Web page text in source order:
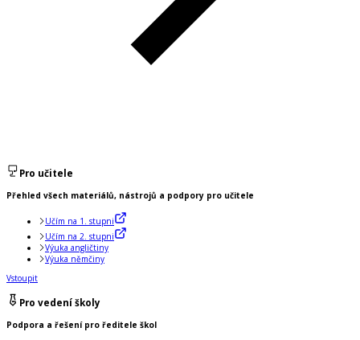
Pro učitele
Přehled všech materiálů, nástrojů a podpory pro učitele
Učím na 1. stupni
Učím na 2. stupni
Výuka angličtiny
Výuka němčiny
Vstoupit
Pro vedení školy
Podpora a řešení pro ředitele škol